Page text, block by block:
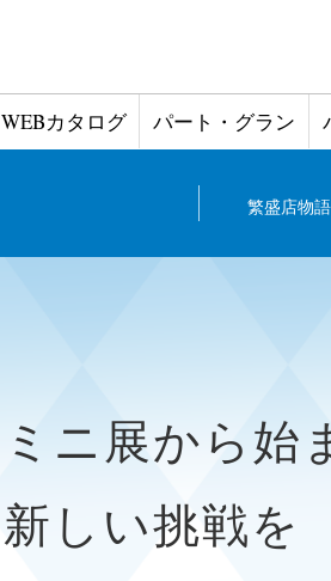
WEBカタログ パート・グラン
繁盛店物語
ミニ展から始
新しい挑戦を